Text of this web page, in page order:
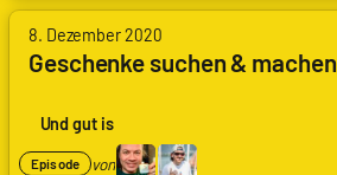
8. Dezember 2020
Geschenke suchen & machen
Und gut is
Episode von